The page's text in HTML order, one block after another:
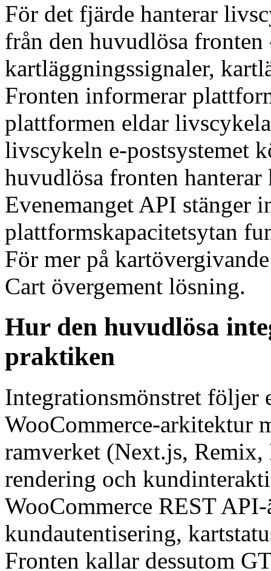
För det fjärde hanterar
från den huvudlösa
kartläggningssignaler,
Fronten informerar
plattformen eldar
livscykeln e-postsystemet
huvudlösa fronten
Evenemanget API stänger
plattformskapacitetsytan
För mer på
Cart övergement lösning.
Hur den huvudlösa
praktiken
Integrationsmönstret följer
WooCommerce-arkitektur
ramverket (Next.js,
rendering och
WooCommerce REST
kundautentisering,
Fronten kallar dessutom